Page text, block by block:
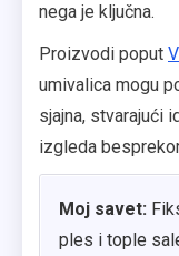
nega je ključna.
Proizvodi poput
umivalica mogu
sjajna, stvarajući
izgleda
Moj savet:
ples i tople